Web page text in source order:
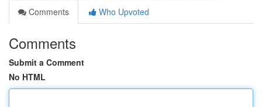
Comments
Who Upvoted
Comments
Submit a Comment
No HTML